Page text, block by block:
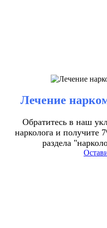
Лечение
Обратитесь в наш
нарколога и получите
раздела